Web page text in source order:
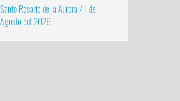
Santo Rosario de la Aurora / 1 de
Agosto del 2026